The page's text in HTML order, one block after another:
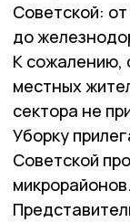
Советской:
до
К сожалению,
местных
сектора не
Уборку
Советской
микрорайонов.